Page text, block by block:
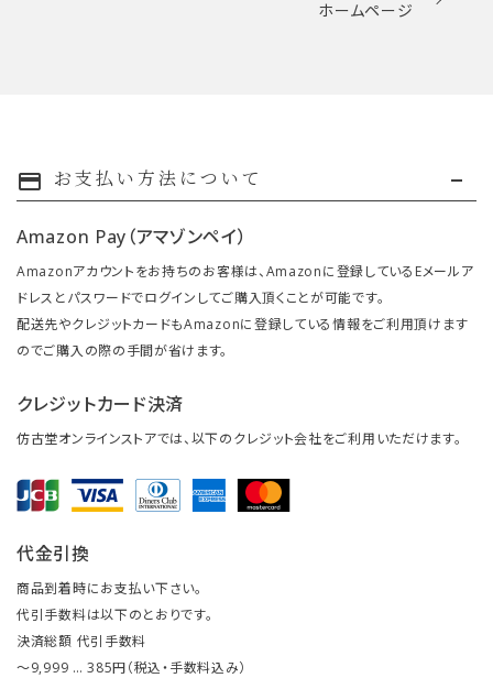
ホームページ
payment お支払い方法について
Amazon Pay（アマゾンペイ）
Amazonアカウントをお持ちのお客様は、Amazonに登録しているEメールア
ドレスとパスワードでログインしてご購入頂くことが可能です。
配送先やクレジットカードもAmazonに登録している情報をご利用頂けます
のでご購入の際の手間が省けます。
クレジットカード決済
仿古堂オンラインストアでは、以下のクレジット会社をご利用いただけます。
代金引換
商品到着時にお支払い下さい。
代引手数料は以下のとおりです。
決済総額 代引手数料
～9,999 … 385円（税込・手数料込み）